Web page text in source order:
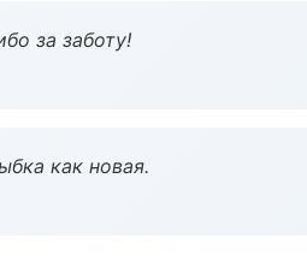
за заботу!
как новая.